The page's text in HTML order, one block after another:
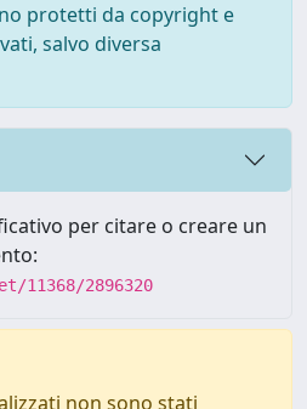
protetti da copyright e
salvo diversa
per citare o creare un
11368/2896320
non sono stati